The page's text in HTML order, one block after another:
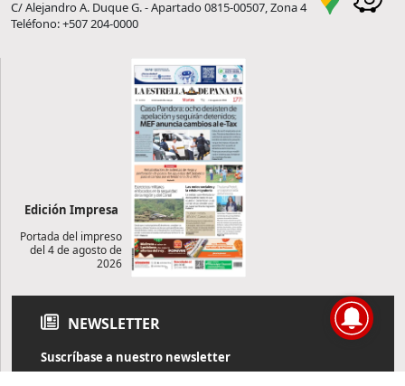
C/ Alejandro A. Duque G. - Apartado 0815-00507, Zona 4
Teléfono: +507 204-0000
Edición Impresa
Portada del impreso
del 4 de agosto de
2026
NEWSLETTER
Suscríbase a nuestro newsletter
Reciba diariamente información de actualidad directamente en